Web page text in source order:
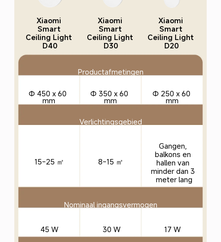
Xiaomi
Smart
Ceiling Light
D40
Xiaomi
Smart
Ceiling Light
D30
Xiaomi
Smart
Ceiling Light
D20
Productafmetingen
Φ 450 x 60
mm
Φ 350 x 60
mm
Φ 250 x 60
mm
Verlichtingsgebied
15-25 ㎡ 8-15 ㎡
Gangen,
balkons en
hallen van
minder dan 3
meter lang
Nominaal ingangsvermogen
45 W 30 W 17 W